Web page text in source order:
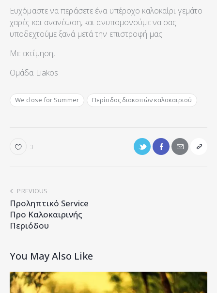
Ευχόμαστε να περάσετε ένα υπέροχο καλοκαίρι γεμάτο
χαρές και ανανέωση, και ανυπομονούμε να σας
υποδεχτούμε ξανά μετά την επιστροφή μας.
Με εκτίμηση,
Ομάδα Liakos
We close for Summer Περίοδος διακοπών καλοκαιριού
3
PREVIOUS
Προληπτικό Service
Προ Καλοκαιρινής
Περιόδου
You May Also Like